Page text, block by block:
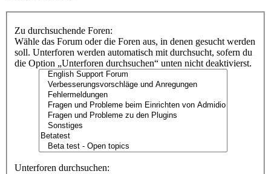
Zu durchsuchende Foren:
Wähle das Forum oder die Foren aus, in denen gesucht werden
soll. Unterforen werden automatisch mit durchsucht, sofern du
die Option „Unterforen durchsuchen“ unten nicht deaktivierst.
Unterforen durchsuchen: